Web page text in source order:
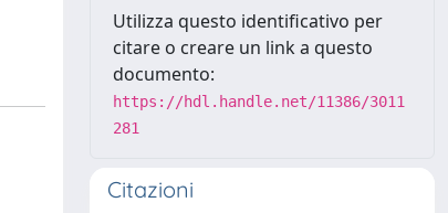
Utilizza questo identificativo per
citare o creare un link a questo
documento:
https://hdl.handle.net/11386/3011
281
Citazioni